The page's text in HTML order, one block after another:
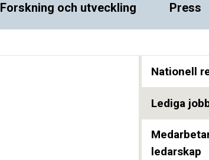
Forskning och utveckling Press
Nationell
Lediga
ledarskap